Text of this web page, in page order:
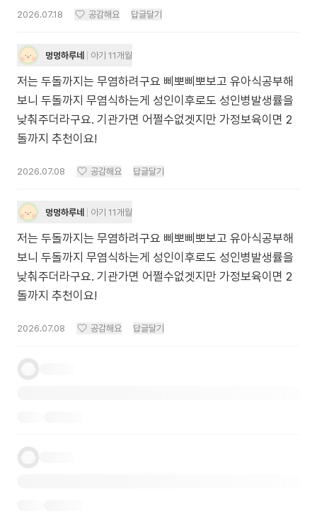
2026.07.18 공감해요 답글달기
멍멍하루네 아기 11개월
저는 두돌까지는 무염하려구요 삐뽀삐뽀보고 유아식공부해
보니 두돌까지 무염식하는게 성인이후로도 성인병발생률을
낮춰주더라구요. 기관가면 어쩔수없겟지만 가정보육이면 2
돌까지 추천이요!
2026.07.08 공감해요 답글달기
멍멍하루네 아기 11개월
저는 두돌까지는 무염하려구요 삐뽀삐뽀보고 유아식공부해
보니 두돌까지 무염식하는게 성인이후로도 성인병발생률을
낮춰주더라구요. 기관가면 어쩔수없겟지만 가정보육이면 2
돌까지 추천이요!
2026.07.08 공감해요 답글달기